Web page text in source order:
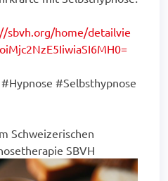
sbvh.org/home/detailvie
#Selbsthypnose
Schweizerischen
SBVH